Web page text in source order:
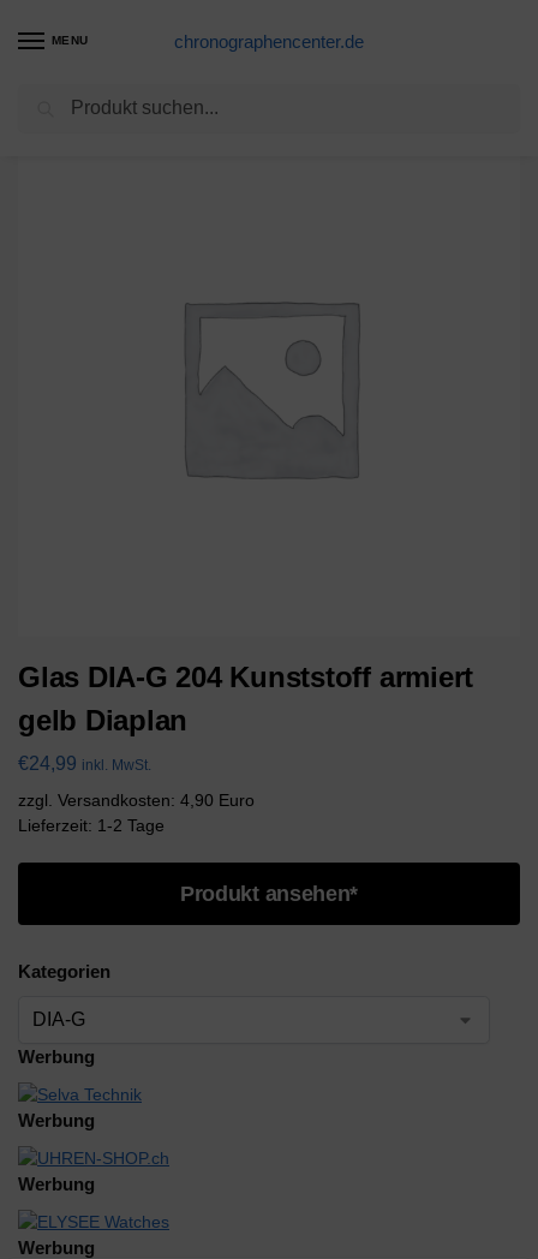
MENU chronographencenter.de
DIA-G Glas DIA-G 204 Kunststoff armiert gelb Diaplan
Glas DIA-G 204 Kunststoff armiert
gelb Diaplan
€24,99 inkl. MwSt.
zzgl. Versandkosten: 4,90 Euro
Lieferzeit: 1-2 Tage
Produkt ansehen*
Kategorien
Werbung
Werbung
Werbung
Werbung